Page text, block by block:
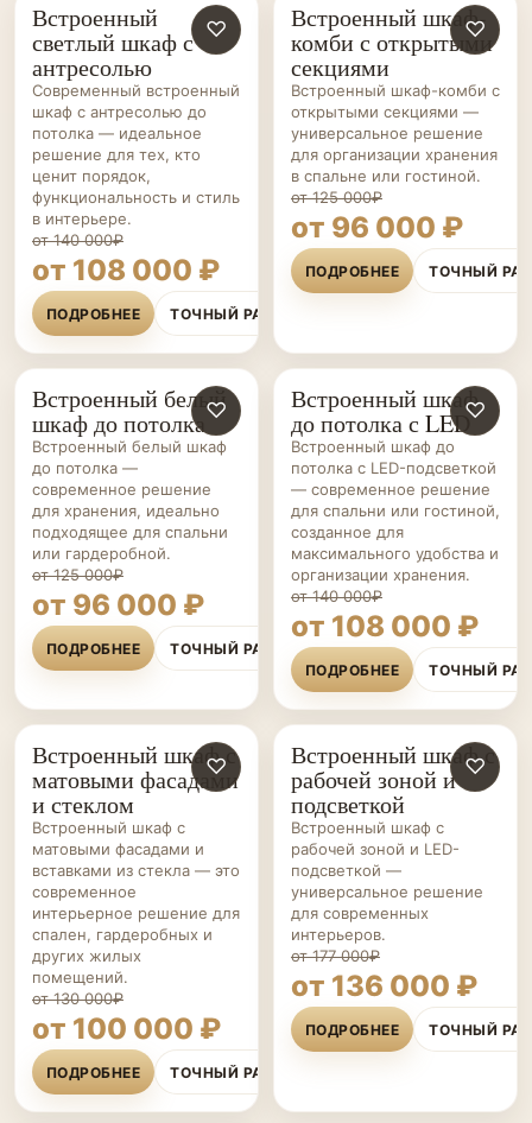
ШКАФЫ НА ЗАКАЗ ♡
Встроенный
светлый шкаф с
антресолью
Современный встроенный
шкаф с антресолью до
потолка — идеальное
решение для тех, кто
ценит порядок,
функциональность и стиль
в интерьере.
от 140 000₽
от 108 000 ₽
ПОДРОБНЕЕ ТОЧНЫЙ РАСЧЁТ
ШКАФЫ НА ЗАКАЗ ♡
Встроенный шкаф-
комби с открытыми
секциями
Встроенный шкаф-комби с
открытыми секциями —
универсальное решение
для организации хранения
в спальне или гостиной.
от 125 000₽
от 96 000 ₽
ПОДРОБНЕЕ ТОЧНЫЙ
ШКАФЫ НА ЗАКАЗ ♡
Встроенный белый
шкаф до потолка
Встроенный белый шкаф
до потолка —
современное решение
для хранения, идеально
подходящее для спальни
или гардеробной.
от 125 000₽
от 96 000 ₽
ПОДРОБНЕЕ ТОЧНЫЙ РАСЧЁТ
ШКАФЫ НА ЗАКАЗ ♡
Встроенный шкаф
до потолка с LED
Встроенный шкаф до
потолка с LED-подсветкой
— современное решение
для спальни или гостиной,
созданное для
максимального удобства и
организации хранения.
от 140 000₽
от 108 000 ₽
ПОДРОБНЕЕ ТОЧНЫЙ
ШКАФЫ НА ЗАКАЗ ♡
Встроенный шкаф с
матовыми фасадами
и стеклом
Встроенный шкаф с
матовыми фасадами и
вставками из стекла — это
современное
интерьерное решение для
спален, гардеробных и
других жилых
помещений.
от 130 000₽
от 100 000 ₽
ПОДРОБНЕЕ ТОЧНЫЙ РАСЧЁТ
ШКАФЫ НА ЗАКАЗ ♡
Встроенный шкаф с
рабочей зоной и
подсветкой
Встроенный шкаф с
рабочей зоной и LED-
подсветкой —
универсальное решение
для современных
интерьеров.
от 177 000₽
от 136 000 ₽
ПОДРОБНЕЕ ТОЧНЫЙ